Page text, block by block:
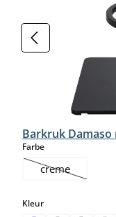
Barkruk
Farbeselect
creme
(Deze optie is
Kleurselect